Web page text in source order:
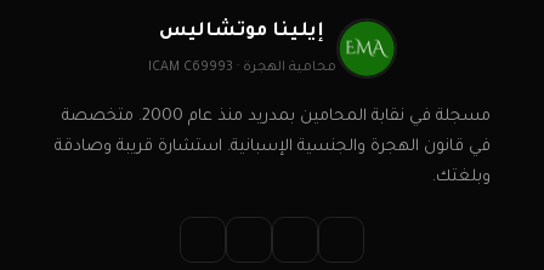
إيلينا موتشاليس
محامية الهجرة · ICAM C69993
مسجلة في نقابة المحامين بمدريد منذ عام 2000. متخصصة
في قانون الهجرة والجنسية الإسبانية. استشارة قريبة وصادقة
وبلغتك.